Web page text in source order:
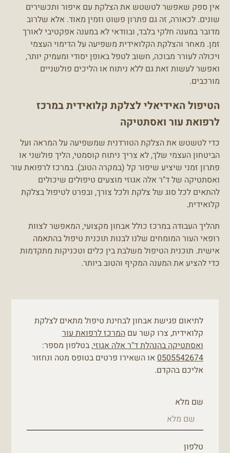
אין ספק שאפשר לטשטש את הצלקת עם איפור ותכשירים
שונים. לכאורה, זה גם פתרון פשוט וזמין מאוד. אלא שלרוב
מדובר במענה חלקי בלבד, ובוודאי לא במענה אפקטיבי לאורך
זמן. מאחר והצלקת הקלואידית משפיעה על הדימוי העצמי
ויכולה לעורר מבוכה, חשוב לטפל באופן יסודי ומעמיק יותר,
ואפשר לעשות זאת גם ללא ניתוח או הליכים פולשניים
מורכבים.
הטיפול האידיאלי לצלקת קלואידית במרכז
לרפואת עור ואסתטיקה
כדי לטשטש את הצלקת הטורדנית שמשפיעה על המראה ועל
הביטחון העצמי שלך, לא צריך ניתוח קוסמטי, הליך פולשני או
פתרון זמני שיציע שיפור קל (במקרה הטוב). במרכז לרפואת עור
ואסתטיקה של ד"ר אלה אגוזי מוצעים טיפולים שיכולים
להתאים לכל סוג של צלקת ולכל צורך, ובפרט לטיפול בצלקת
קלואידית.
תהליך העבודה במרכז כולל אבחון מקצועי, המאפשר לצוות
רופאי העור המומחים שלנו לבנות תוכנית טיפול בהתאמה
אישית. תוכנית הטיפול משלבת בין כלים וטכניקות מתקדמות
כדי להציע את המענה המקיף והטוב ביותר.
לתיאום פגישת אבחון לבחינת טיפול מתאים לצלקת
קלואידית, צרו קשר עםהמרכז לרפואת עור
ואסתטיקה בהנהלת ד"ר אלה אגוזי, בטלפון מספר:
0505542674או השאירו פרטים בטופס מטה ונחזור
אליכם בהקדם.
שם מלא
טלפון